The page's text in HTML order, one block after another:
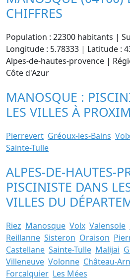
CHIFFRES
Population : 22300 habitants |
Longitude : 5.78333 | Latitude :
Alpes-de-hautes-provence |
Côte d'Azur
MANOSQUE :
LES VILLES À
Pierrevert Gréoux-les-Bains
Sainte-Tulle
ALPES-DE-HAUTES-
PISCINISTE DANS
VILLES DU
Riez Manosque Volx Valensole
Reillanne Sisteron Oraison
Castellane Sainte-Tulle Malijai
Villeneuve Volonne Château-
Forcalquier Les Mées